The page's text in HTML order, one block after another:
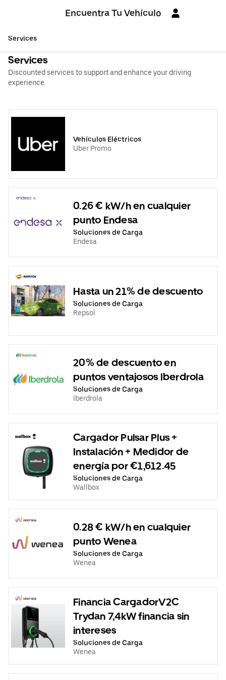
Encuentra Tu Vehículo
Services
Services
Discounted services to support and enhance your driving
experience.
Vehículos Eléctricos
Uber Promo
0.26 € kW/h en cualquier
punto Endesa
Soluciones de Carga
Endesa
Hasta un 21% de descuento
Soluciones de Carga
Repsol
20% de descuento en
puntos ventajosos Iberdrola
Soluciones de Carga
Iberdrola
Cargador Pulsar Plus +
Instalación + Medidor de
energía por €1,612.45
Soluciones de Carga
Wallbox
0.28 € kW/h en cualquier
punto Wenea
Soluciones de Carga
Wenea
Financia CargadorV2C
Trydan 7,4kW financia sin
intereses
Soluciones de Carga
Wenea